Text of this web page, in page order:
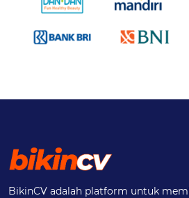
BikinCV adalah platform untuk